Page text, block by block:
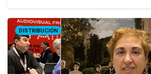
DISTRIBUCIÓN